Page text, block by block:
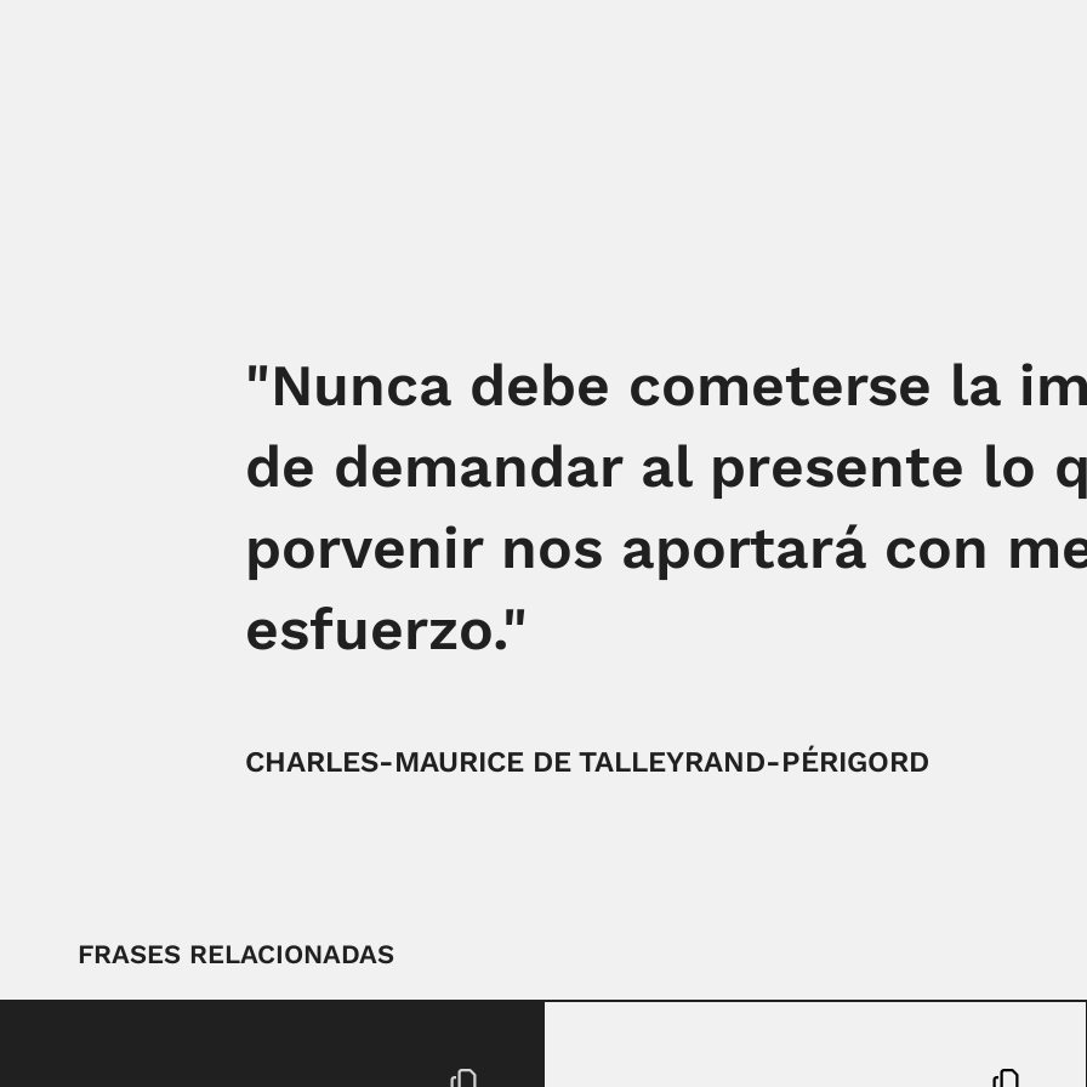
"Nunca debe cometerse la
de demandar al presente lo
porvenir nos aportará con
esfuerzo."
CHARLES-MAURICE DE TALLEYRAND-PÉRIGORD
FRASES RELACIONADAS